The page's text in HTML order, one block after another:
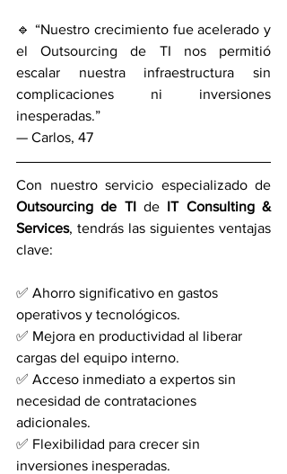
🔹 “Nuestro crecimiento fue acelerado y
el Outsourcing de TI nos permitió
escalar nuestra infraestructura sin
complicaciones ni inversiones
inesperadas.”
— Carlos, 47
Outsourcing de TI de IT Consulting &
Services, tendrás las siguientes ventajas
clave:
✅ Ahorro significativo en gastos
operativos y tecnológicos.
✅ Mejora en productividad al liberar
cargas del equipo interno.
✅ Acceso inmediato a expertos sin
necesidad de contrataciones
adicionales.
✅ Flexibilidad para crecer sin
inversiones inesperadas.